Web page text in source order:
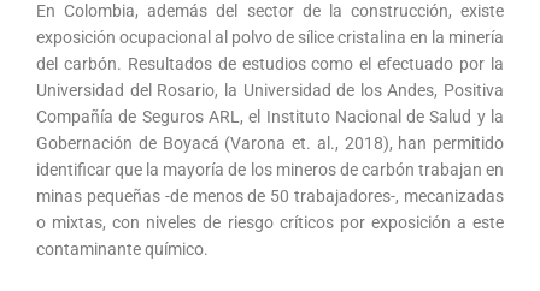
En Colombia, además del sector de la construcción, existe
exposición ocupacional al polvo de sílice cristalina en la minería
del carbón. Resultados de estudios como el efectuado por la
Universidad del Rosario, la Universidad de los Andes, Positiva
Compañía de Seguros ARL, el Instituto Nacional de Salud y la
Gobernación de Boyacá (Varona et. al., 2018), han permitido
identificar que la mayoría de los mineros de carbón trabajan en
minas pequeñas -de menos de 50 trabajadores-, mecanizadas
o mixtas, con niveles de riesgo críticos por exposición a este
contaminante químico.